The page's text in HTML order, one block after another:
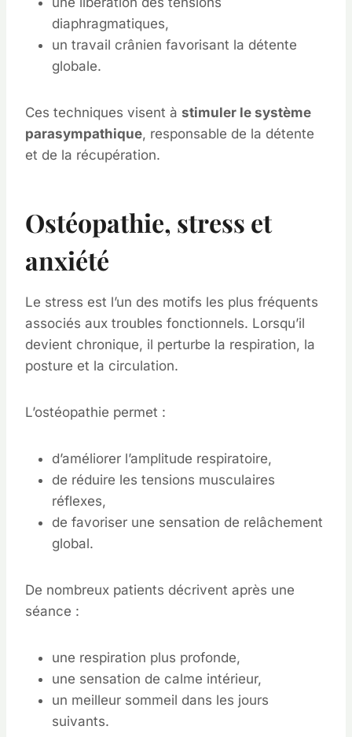
diaphragmatiques,
un travail crânien favorisant la détente
globale.
Ces techniques visent à stimuler le système
parasympathique, responsable de la détente
et de la récupération.
Ostéopathie, stress et
anxiété
Le stress est l’un des motifs les plus fréquents
associés aux troubles fonctionnels. Lorsqu’il
devient chronique, il perturbe la respiration, la
posture et la circulation.
L’ostéopathie permet :
d’améliorer l’amplitude respiratoire,
de réduire les tensions musculaires
réflexes,
de favoriser une sensation de relâchement
global.
De nombreux patients décrivent après une
séance :
une respiration plus profonde,
une sensation de calme intérieur,
un meilleur sommeil dans les jours
suivants.